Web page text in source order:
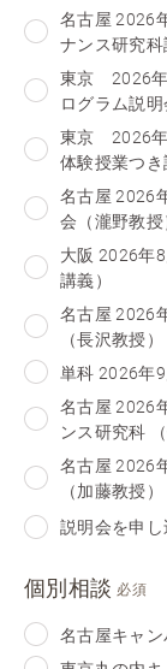
名古屋 2026
ナンス研究科
東京 2026年
ログラム説明
東京 2026年
体験授業つき
名古屋 2026
会（瀧野教授
大阪 2026年
講義）
名古屋 2026
（長沢教授）
単科 2026年
名古屋 2026
ンス研究科
名古屋 2026
（加藤教授）
説明会を申
個別相談 必須
名古屋キャン